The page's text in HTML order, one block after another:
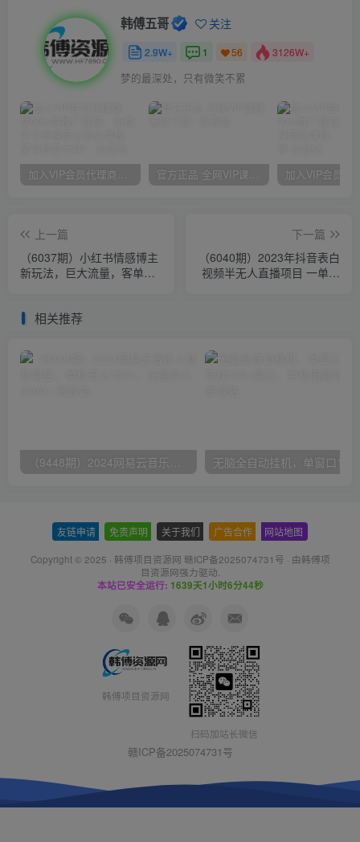
韩傅五哥 关注
2.9W+ 1 56 3126W+
梦的最深处，只有微笑不累
加入VIP会员代理商，享90%的推广提成，免费学习多种网上创业课程，菜鸟秒变大神！ 官方正品 全网VIP课程 无损下载~
上一篇
（6037期）小红书情感博主
新玩法，巨大流量，客单价
下一篇
（6040期）2023年抖音表白
视频半无人直播项目 一单赚
相关推荐
（9448期）2024网易云音乐人挂机项目，单机日入150+，无脑月入5000+
友链申请 免责声明 关于我们 广告合作 网站地图
Copyright © 2025 · 韩傅项目资源网 赣ICP备2025074731号 · 由韩傅项
目资源网强力驱动.
本站已安全运行: 1639天1小时6分44秒
韩傅项目资源网
扫码加站长微信
赣ICP备2025074731号